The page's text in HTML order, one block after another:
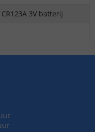
3V batterij